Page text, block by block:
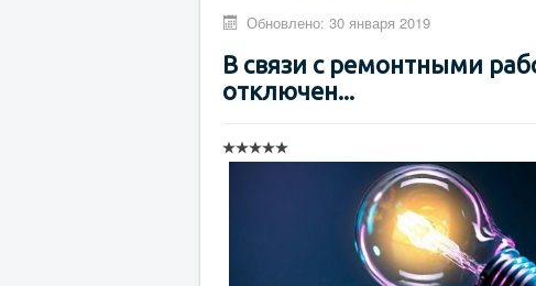
Обновлено: 30 января 2019
В связи с ремонтными
отключен...